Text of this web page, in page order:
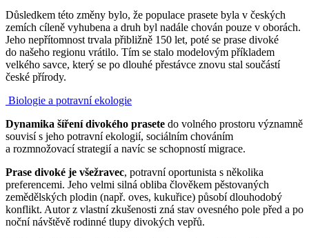
Důsledkem této změny bylo, že populace prasete byla v českých
zemích cíleně vyhubena a druh byl nadále chován pouze v oborách.
Jeho nepřítomnost trvala přibližně 150 let, poté se prase divoké
do našeho regionu vrátilo. Tím se stalo modelovým příkladem
velkého savce, který se po dlouhé přestávce znovu stal součástí
české přírody.
Biologie a potravní ekologie
Dynamika šíření divokého prasete do volného prostoru významně
souvisí s jeho potravní ekologií, sociálním chováním
a rozmnožovací strategií a navíc se schopností migrace.
Prase divoké je všežravec, potravní oportunista s několika
preferencemi. Jeho velmi silná obliba člověkem pěstovaných
zemědělských plodin (např. oves, kukuřice) působí dlouhodobý
konflikt. Autor z vlastní zkušenosti zná stav ovesného pole před a po
noční návštěvě rodinné tlupy divokých vepřů.